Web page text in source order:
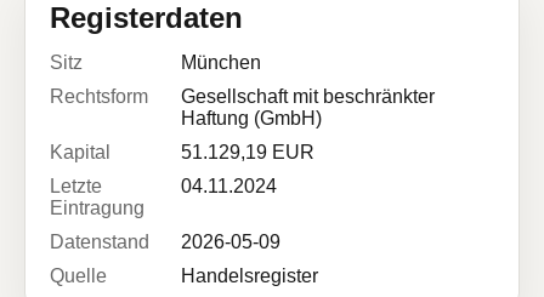
Registerdaten
Sitz
München
Rechtsform
Gesellschaft mit beschränkter
Haftung (GmbH)
Kapital
51.129,19 EUR
Letzte
Eintragung
04.11.2024
Datenstand
2026-05-09
Quelle
Handelsregister